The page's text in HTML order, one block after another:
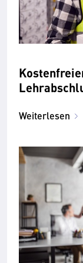
Weiterlesen